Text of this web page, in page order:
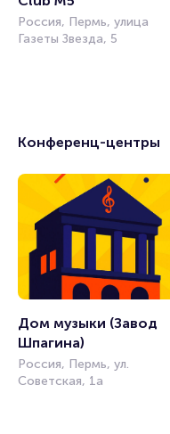
Россия, Пермь, улица
Газеты Звезда, 5
Конференц-центры
Дом музыки (Завод
Шпагина)
Россия, Пермь, ул.
Советская, 1а